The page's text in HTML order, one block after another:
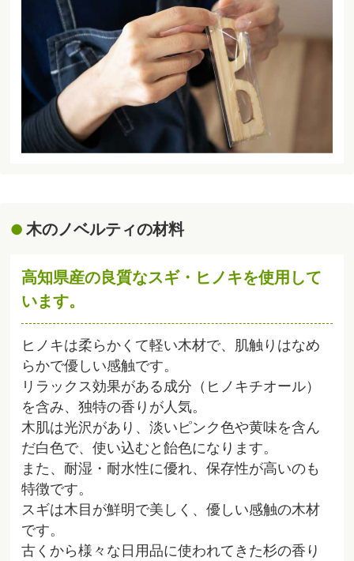
木のノベルティの材料
高知県産の良質なスギ・ヒノキを使用して
います。
ヒノキは柔らかくて軽い木材で、肌触りはなめ
らかで優しい感触です。
リラックス効果がある成分（ヒノキチオール）
を含み、独特の香りが人気。
木肌は光沢があり、淡いピンク色や黄味を含ん
だ白色で、使い込むと飴色になります。
また、耐湿・耐水性に優れ、保存性が高いのも
特徴です。
スギは木目が鮮明で美しく、優しい感触の木材
です。
古くから様々な日用品に使われてきた杉の香り